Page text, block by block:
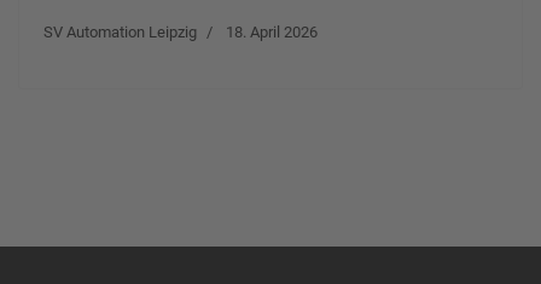
SV Automation Leipzig 18. April 2026